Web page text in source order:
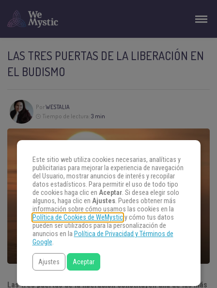
LAS TRES PUERTAS DE LA LIBERACIÓN EN
EL BUDISMO
PorWESTALIA
Tiempo de lectura: 3 min
Las tres puertas de la liberación constituyen una de las más
Este sitio web utiliza cookies necesarias, analíticas y
publicitarias para mejorar la experiencia de navegación
del Usuario, mostrar anuncios de interés y recopilar
datos estadísticos. Para permitir el uso de todo tipo
de cookies haga clic en Aceptar. Si desea elegir solo
algunos, haga clic en Ajustes. Puedes obtener más
información sobre cómo usamos las cookies en la
Política de Cookies de WeMysticy cómo tus datos
pueden ser utilizados para la personalización de
anuncios en la Política de Privacidad y Términos de
Google.
Ajustes Aceptar